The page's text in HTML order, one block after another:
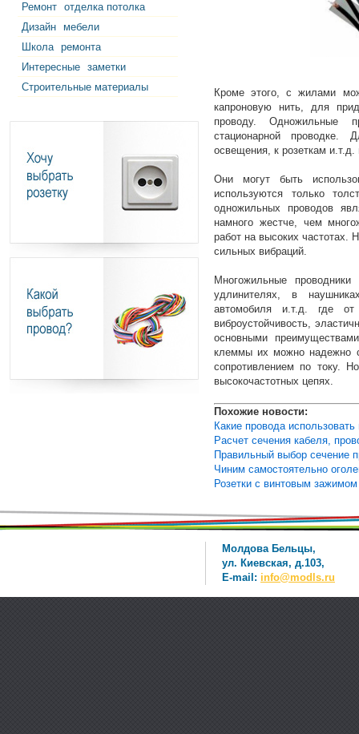
Ремонт отделка потолка
Дизайн
мебели
Школа ремонта
Интересные заметки
Строительные материалы
Кроме этого, с жилами
капроновую нить, для
проводу. Одножильные
стационарной проводке.
освещения, к розеткам
Они могут быть
используются только
одножильных проводов
намного жестче, чем
работ на высоких частотах.
сильных вибраций.
Многожильные
удлинителях, в
автомобиля и.т.д. где от
виброустойчивость,
основными
клеммы их можно надежно
сопротивлением по току.
высокочастотных цепях.
Похожие новости:
Какие провода использовать
Расчет сечения кабеля,
Правильный выбор сечение
Чиним самостоятельно
Розетки с винтовым
Молдова Бельцы,
ул. Киевская, д.103,
E-mail: info@modls.ru